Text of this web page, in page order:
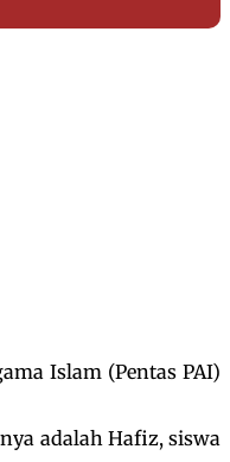
Islam (Pentas PAI)
adalah Hafiz, siswa